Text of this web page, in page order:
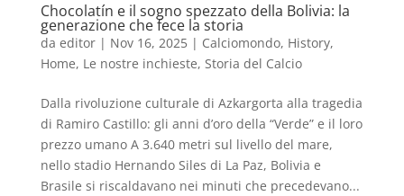
Chocolatín e il sogno spezzato della Bolivia: la
generazione che fece la storia
da editor| Nov 16, 2025| Calciomondo, History,
Home, Le nostre inchieste, Storia del Calcio
Dalla rivoluzione culturale di Azkargorta alla tragedia
di Ramiro Castillo: gli anni d’oro della “Verde” e il loro
prezzo umano A 3.640 metri sul livello del mare,
nello stadio Hernando Siles di La Paz, Bolivia e
Brasile si riscaldavano nei minuti che precedevano...